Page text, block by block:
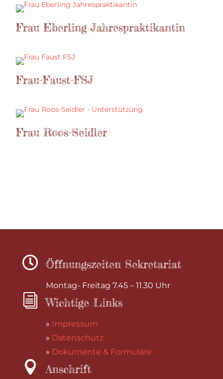
Frau Eberling Jahrespraktikantin
Frau-Faust-FSJ
Frau Roos-Seidler
 Öffnungszeiten Sekretariat
Montag- Freitag 7.45 – 11.30 Uhr
i Wichtige Links
» Impressum
» Datenschutz
» Dokumente & Formulare
 Anschrift